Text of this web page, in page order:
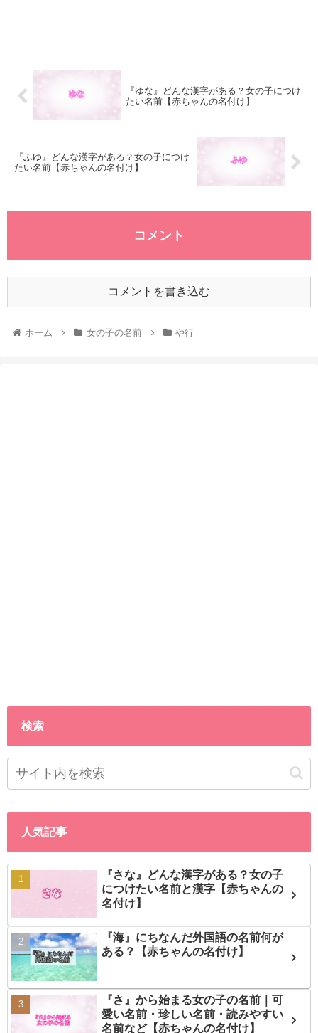
『ゆな』どんな漢字がある？女の子につけ
たい名前【赤ちゃんの名付け】
『ふゆ』どんな漢字がある？女の子につけ
たい名前【赤ちゃんの名付け】
コメント
コメントを書き込む
ホーム 女の子の名前 や行
検索
人気記事
『さな』どんな漢字がある？女の子
につけたい名前と漢字【赤ちゃんの
名付け】
『海』にちなんだ外国語の名前何が
ある？【赤ちゃんの名付け】
『さ』から始まる女の子の名前｜可
愛い名前・珍しい名前・読みやすい
名前など【赤ちゃんの名付け】